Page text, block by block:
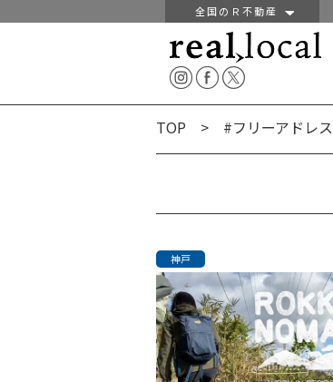
全国のＲ不動産
TOP > #フリーアドレス
神戸